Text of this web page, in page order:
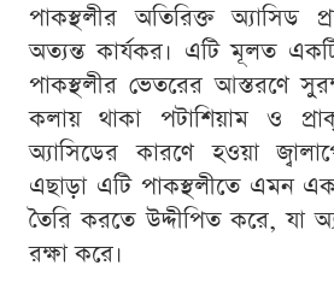
পাকস্থলীর অতিরিক্ত অ্যাসিড
অত্যন্ত কার্যকর। এটি মূলত
পাকস্থলীর ভেতরের আস্তরণে
কলায় থাকা পটাশিয়াম ও
অ্যাসিডের কারণে হওয়া
এছাড়া এটি পাকস্থলীতে এমন
তৈরি করতে উদ্দীপিত করে, যা
রক্ষা করে।